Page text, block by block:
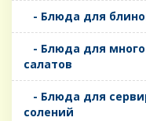
- Блюда для
- Блюда для
салатов
- Блюда для
солений